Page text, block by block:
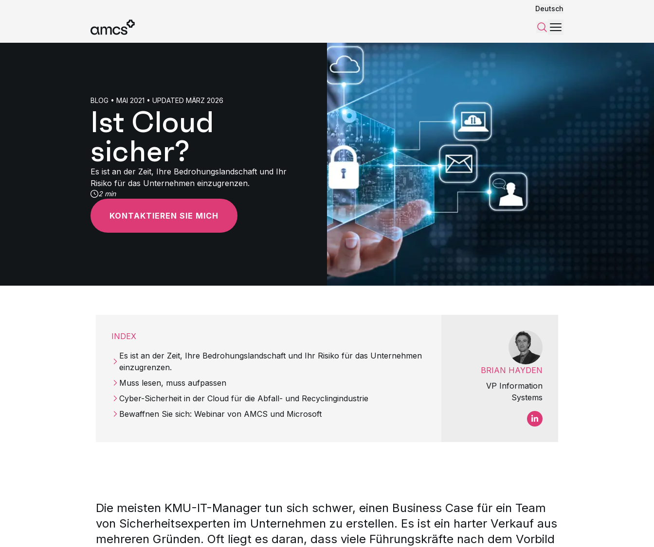
Deutsch
Suchen
Menü
BLOG • MAI 2021 • UPDATED MÄRZ 2026
Ist Cloud
sicher?
Es ist an der Zeit, Ihre Bedrohungslandschaft und Ihr
Risiko für das Unternehmen einzugrenzen.
2 min
KONTAKTIEREN SIE MICH
INDEX
Es ist an der Zeit, Ihre Bedrohungslandschaft und Ihr Risiko für das Unternehmen
einzugrenzen.
Muss lesen, muss aufpassen
Cyber-Sicherheit in der Cloud für die Abfall- und Recyclingindustrie
Bewaffnen Sie sich: Webinar von AMCS und Microsoft
BRIAN HAYDEN
VP Information
Systems
Brian Hayden LinkedIn
Die meisten KMU-IT-Manager tun sich schwer, einen Business Case für ein Team
von Sicherheitsexperten im Unternehmen zu erstellen. Es ist ein harter Verkauf aus
mehreren Gründen. Oft liegt es daran, dass viele Führungskräfte nach dem Vorbild